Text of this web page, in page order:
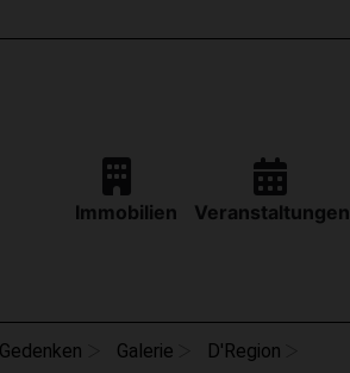
Immobilien Veranstaltungen
Gedenken Galerie D'Region